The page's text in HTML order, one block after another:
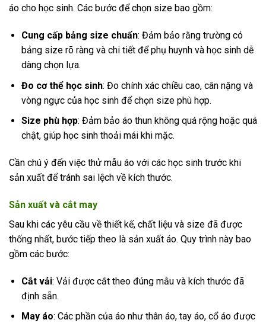
áo cho học sinh. Các bước để chọn size bao gồm:
Cung cấp bảng size chuẩn: Đảm bảo rằng trường có
bảng size rõ ràng và chi tiết để phụ huynh và học sinh dễ
dàng chọn lựa.
Đo cơ thể học sinh: Đo chính xác chiều cao, cân nặng và
vòng ngực của học sinh để chọn size phù hợp.
Size phù hợp: Đảm bảo áo thun không quá rộng hoặc quá
chật, giúp học sinh thoải mái khi mặc.
Cần chú ý đến việc thử mẫu áo với các học sinh trước khi
sản xuất để tránh sai lệch về kích thước.
Sản xuất và cắt may
Sau khi các yêu cầu về thiết kế, chất liệu và size đã được
thống nhất, bước tiếp theo là sản xuất áo. Quy trình này bao
gồm các bước:
Cắt vải: Vải được cắt theo đúng mẫu và kích thước đã
định sẵn.
May áo: Các phần của áo như thân áo, tay áo, cổ áo được